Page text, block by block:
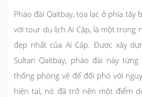
Pháo đài Qaitbay, tọa lạc ở phía tây
với tour du lịch Ai Cập, là một trong
đẹp nhất của Ai Cập. Được xây
Sultan Qaitbay, pháo đài này
thống phòng vệ để đối phó với
hiện tại, nó đã trở nên một điểm